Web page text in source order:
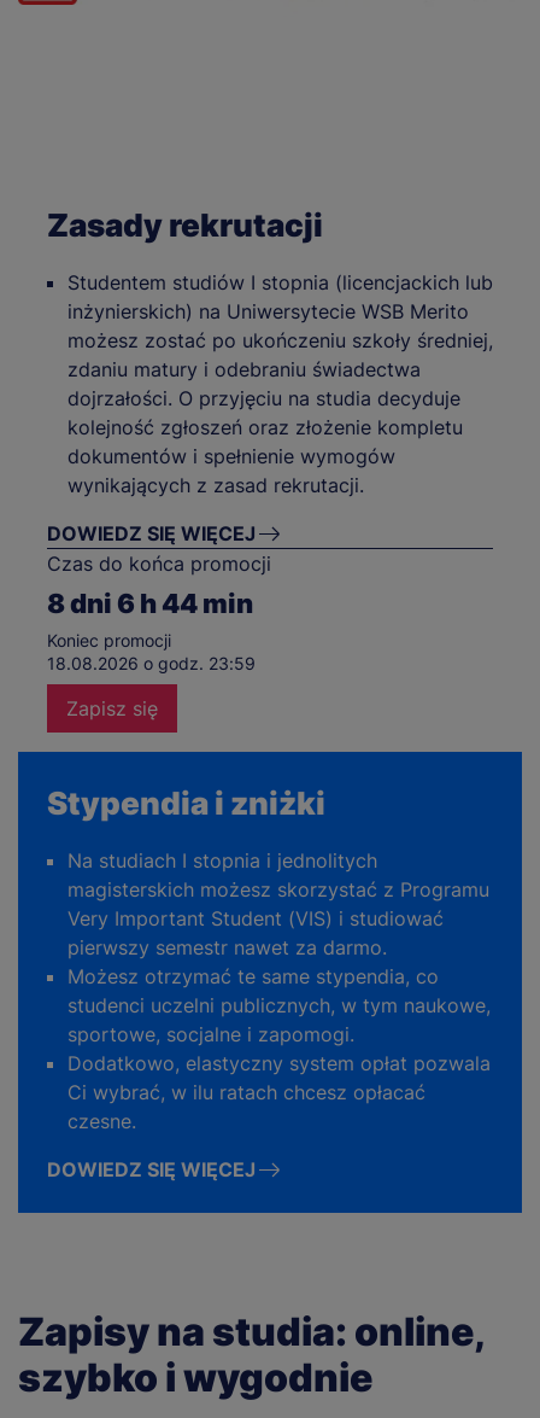
Zasady rekrutacji
Studentem studiów I stopnia (licencjackich lub
inżynierskich) na Uniwersytecie WSB Merito
możesz zostać po ukończeniu szkoły średniej,
zdaniu matury i odebraniu świadectwa
dojrzałości. O przyjęciu na studia decyduje
kolejność zgłoszeń oraz złożenie kompletu
dokumentów i spełnienie wymogów
wynikających z zasad rekrutacji.
DOWIEDZ SIĘ WIĘCEJ
Czas do końca promocji
8dni 6 h 44min
Koniec promocji
18.08.2026 o godz. 23:59
Zapisz się
Stypendia i zniżki
Na studiach I stopnia i jednolitych
magisterskich możesz skorzystać z Programu
Very Important Student (VIS) i studiować
pierwszy semestr nawet za darmo.
Możesz otrzymać te same stypendia, co
studenci uczelni publicznych, w tym naukowe,
sportowe, socjalne i zapomogi.
Dodatkowo, elastyczny system opłat pozwala
Ci wybrać, w ilu ratach chcesz opłacać
czesne.
DOWIEDZ SIĘ WIĘCEJ
Zapisy na studia: online,
szybko i wygodnie